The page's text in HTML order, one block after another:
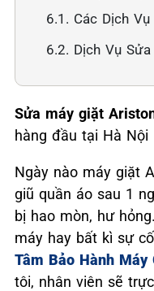
6.1. Các Dịch
6.2. Dịch Vụ
Sửa máy giặt
hàng đầu tại Hà Nội
Ngày nào máy giặt
giũ quần áo sau 1
bị hao mòn, hư
máy hay bất kì sự
Tâm Bảo Hành
tôi, nhân viên sẽ